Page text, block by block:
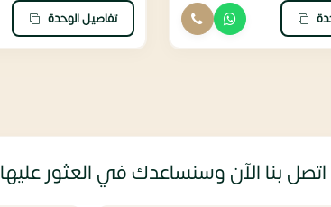
تفاصيل الوحدة
بنا الآن وسنساعدك في العثور عليها